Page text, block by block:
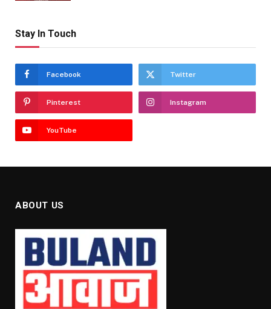
Stay In Touch
Facebook Twitter
Pinterest Instagram
YouTube
ABOUT US